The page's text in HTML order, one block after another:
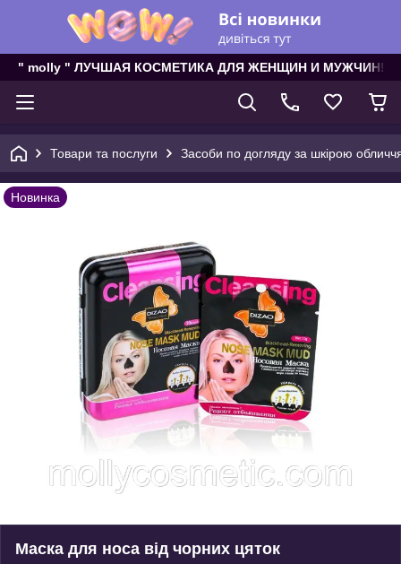
" molly " ЛУЧШАЯ КОСМЕТИКА ДЛЯ ЖЕНЩИН И МУЖЧИН!
Товари та послуги Засоби по догляду за шкірою
Новинка
Маска для носа від чорних цяток